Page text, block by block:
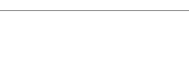
שנעשו עם
פונטים על־גבי דף A4
של הפונטים